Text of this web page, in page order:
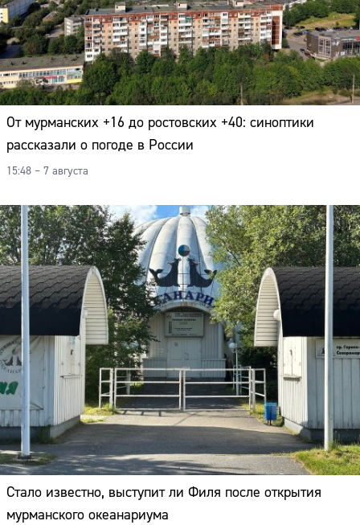
От мурманских +16 до ростовских +40: синоптики
рассказали о погоде в России
15:48 – 7 августа
Стало известно, выступит ли Филя после открытия
мурманского океанариума
Адрес:
Телефон: